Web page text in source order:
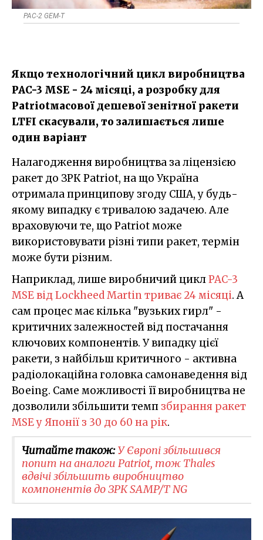
PAC-2 GEM-T
Якщо технологічний цикл виробництва
PAC-3 MSE - 24 місяці, а розробку для
Patriotмасової дешевої зенітної ракети
LTFI скасували, то залишається лише
один варіант
Налагодження виробництва за ліцензією
ракет до ЗРК Patriot, на що Україна
отримала принципову згоду США, у будь-
якому випадку є тривалою задачею. Але
враховуючи те, що Patriot може
використовувати різні типи ракет, термін
може бути різним.
Наприклад, лише виробничий циклPAC-3
MSE від Lockheed Martin триває 24 місяці. А
сам процес має кілька "вузьких гирл" -
критичних залежностей від постачання
ключових компонентів. У випадку цієї
ракети, з найбільш критичного - активна
радіолокаційна головка самонаведення від
Boeing. Саме можливості її виробництва не
дозволили збільшити темп збирання ракет
MSE у Японії з 30 до 60 на рік.
Читайте також:У Європі збільшився
попит на аналоги Patriot, тож Thales
вдвічі збільшить виробництво
компонентів до ЗРК SAMP/T NG